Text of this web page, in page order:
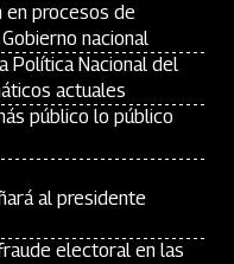
en procesos de
nacional
Política Nacional del
actuales
público lo público
al presidente
electoral en las